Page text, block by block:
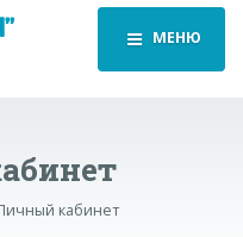
МЕНЮ
кабинет